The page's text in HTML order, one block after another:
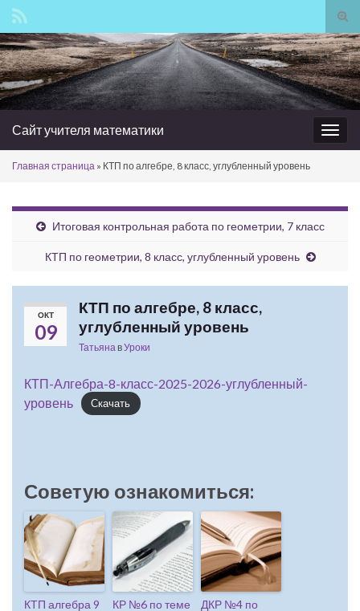
Вкл/
Search for:
Вкл/
выкл
Сайт учителя математики
Главная страница » КТП по алгебре, 8 класс, углубленный уровень
Итоговая контрольная работа по геометрии, 7 класс
КТП по геометрии, 8 класс, углубленный уровень
ОКТ
09
КТП по алгебре, 8 класс,
углубленный уровень
Татьяна вУроки
КТП-Алгебра-8-класс-2025-2026-углубленный-
уровень
Скачать
Советую ознакомиться:
КТП алгебра 9
КР №6 по теме
ДКР №4 по